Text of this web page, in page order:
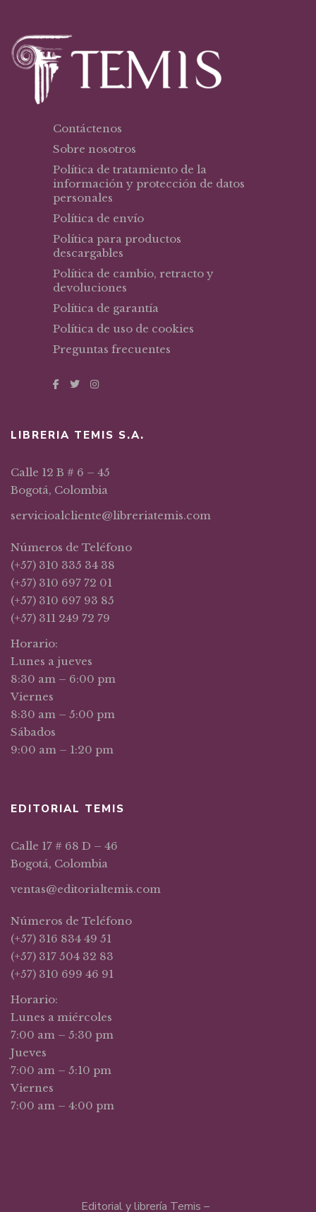
Contáctenos
Sobre nosotros
Política de tratamiento de la
información y protección de datos
personales
Política de envío
Política para productos
descargables
Política de cambio, retracto y
devoluciones
Política de garantía
Política de uso de cookies
Preguntas frecuentes
LIBRERIA TEMIS S.A.
Calle 12 B # 6 – 45
Bogotá, Colombia
servicioalcliente@libreriatemis.com
Números de Teléfono
(+57) 310 335 34 38
(+57) 310 697 72 01
(+57) 310 697 93 85
(+57) 311 249 72 79
Horario:
Lunes a jueves
8:30 am – 6:00 pm
Viernes
8:30 am – 5:00 pm
Sábados
9:00 am – 1:20 pm
EDITORIAL TEMIS
Calle 17 # 68 D – 46
Bogotá, Colombia
ventas@editorialtemis.com
Números de Teléfono
(+57) 316 834 49 51
(+57) 317 504 32 83
(+57) 310 699 46 91
Horario:
Lunes a miércoles
7:00 am – 5:30 pm
Jueves
7:00 am – 5:10 pm
Viernes
7:00 am – 4:00 pm
Editorial y librería Temis –